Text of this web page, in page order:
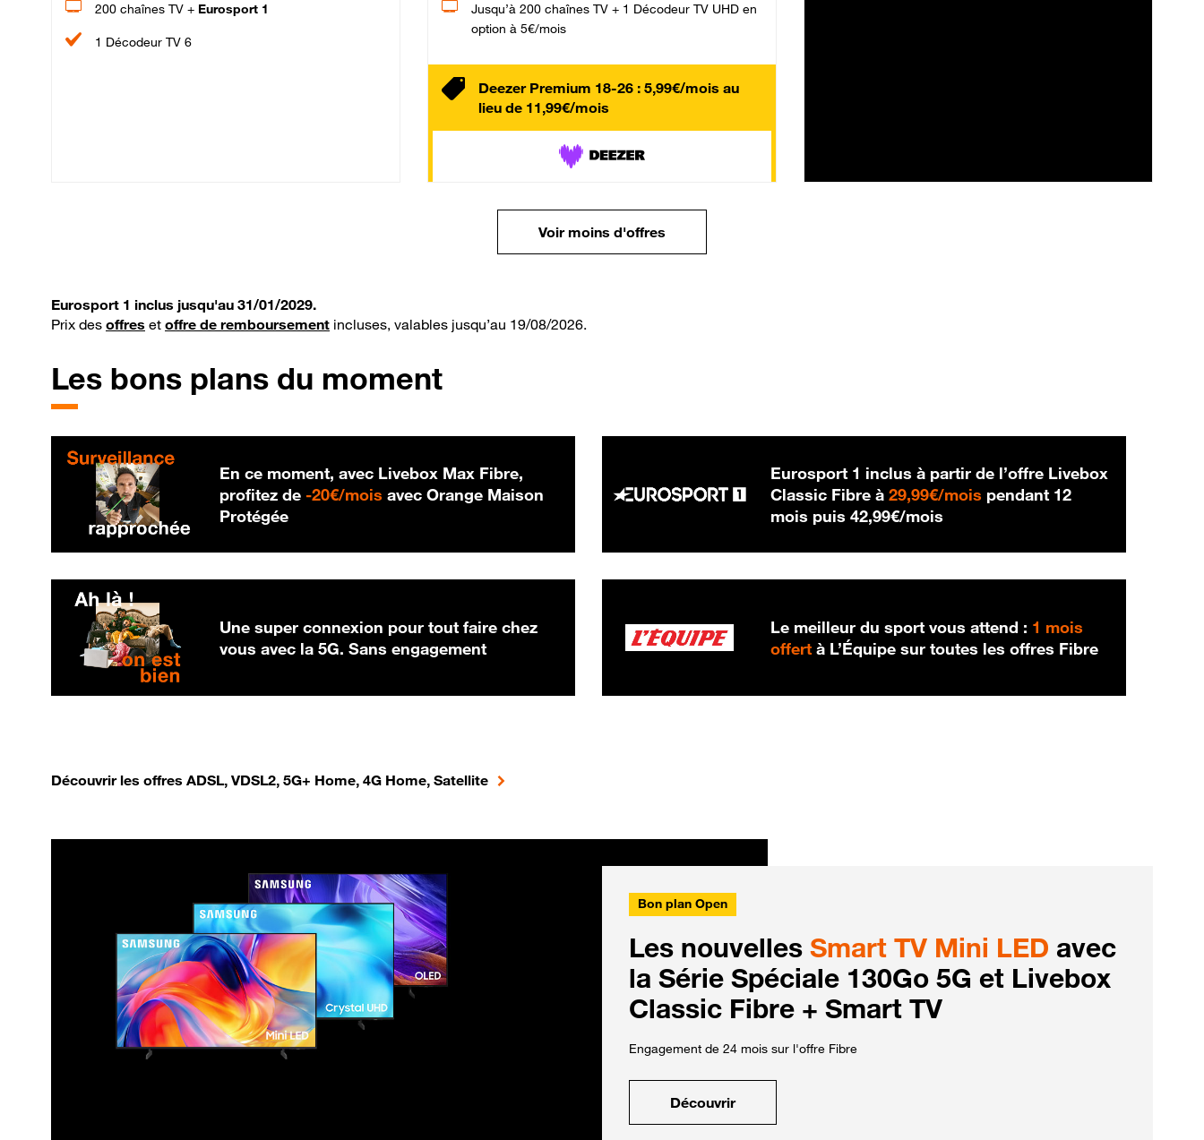
200 chaînes TV + Eurosport 1
1 Décodeur TV 6
Jusqu’à 200 chaînes TV + 1 Décodeur TV UHD en
option à 5€/mois
Deezer Premium 18-26 : 5,99€/mois au
lieu de 11,99€/mois
Voir moins d'offres
Eurosport 1 inclus jusqu'au 31/01/2029.
Prix des offres et offre de remboursement incluses, valables jusqu’au 19/08/2026.
Les bons plans du moment
En ce moment, avec Livebox Max Fibre,
profitez de -20€/mois 20 € par mois
avec Orange Maison
Protégée
Eurosport 1 inclus à partir de l’offre Livebox
Classic Fibre à29,99€/mois 29,99 € par mois
pendant 12
mois puis42,99€/mois
Une super connexion pour tout faire chez
vous avec la 5G. Sans engagement
Le meilleur du sport vous attend : 1 mois
offert à L’Équipe sur toutes les offres Fibre
Découvrir les offres ADSL, VDSL2, 5G+ Home, 4G Home, Satellite
Bon plan Open
Les nouvelles Smart TV Mini LED avec
la Série Spéciale 130Go 5G et Livebox
Classic Fibre + Smart TV
Engagement de 24 mois sur l'offre Fibre
Découvrir